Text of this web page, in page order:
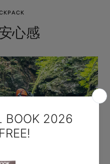
心感